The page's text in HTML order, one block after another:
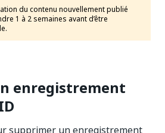
du contenu nouvellement publié
1 à 2 semaines avant d’être
enregistrement
supprimer un enregistrement